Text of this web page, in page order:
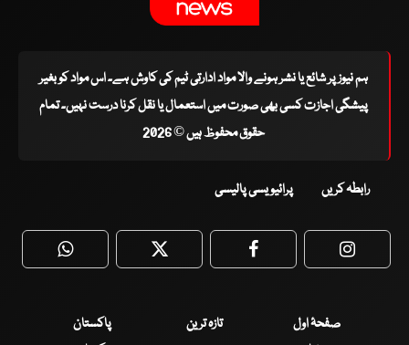
ہم نیوز پر شائع یا نشر ہونے والا مواد ادارتی ٹیم کی کاوش ہے۔ اس مواد کو بغیر
پیشگی اجازت کسی بھی صورت میں استعمال یا نقل کرنا درست نہیں۔ تمام
حقوق محفوظ ہیں © 2026
رابطہ کریں پرائیویسی پالیسی
WhatsApp Twitter Facebook
صفحۂ اول تازہ ترین
پاکستان